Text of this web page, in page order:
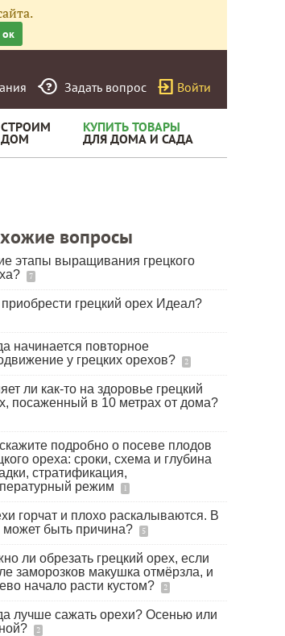
ок
Задать вопрос Войти
СТРОИМ
ДОМ
КУПИТЬ ТОВАРЫ
ДЛЯ ДОМА И САДА
вопросы
этапы выращивания грецкого
7
приобрести грецкий орех Идеал?
начинается повторное
у грецких орехов?
2
ли как-то на здоровье грецкий
посаженный в 10 метрах от дома?
подробно о посеве плодов
ореха: сроки, схема и глубина
стратификация,
режим
1
горчат и плохо раскалываются. В
может быть причина?
5
ли обрезать грецкий орех, если
заморозков макушка отмёрзла, и
начало расти кустом?
2
лучше сажать орехи? Осенью или
2